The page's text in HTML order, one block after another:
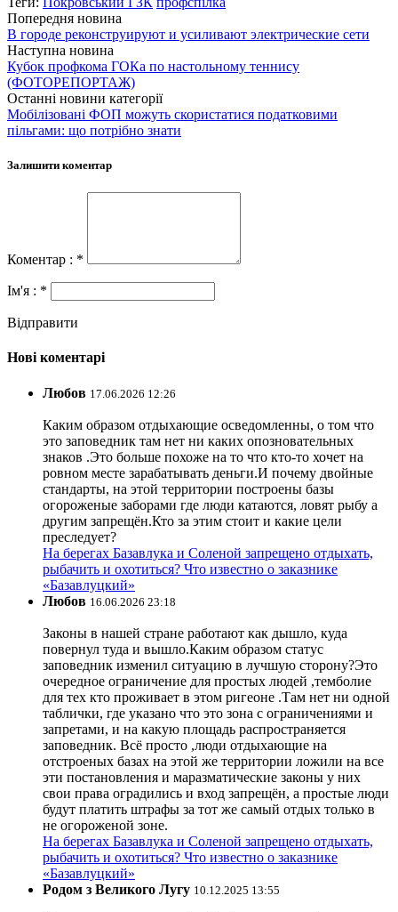
Попередня новина
В городе реконструируют и усиливают электрические сети
Наступна новина
Кубок профкома ГОКа по настольному теннису
(ФОТОРЕПОРТАЖ)
Останні новини категорії
Мобілізовані ФОП можуть скористатися податковими
пільгами: що потрібно знати
Залишити коментар
Коментар : *
Ім'я : *
Відправити
Нові коментарі
Любов 17.06.2026 12:26
Каким образом отдыхающие осведомленны, о том что
это заповедник там нет ни каких опозновательных
знаков .Это больше похоже на то что кто-то хочет на
ровном месте зарабатывать деньги.И почему двойные
стандарты, на этой территории построены базы
огороженые заборами где люди катаются, ловят рыбу а
другим запрещён.Кто за этим стоит и какие цели
преследует?
На берегах Базавлука и Соленой запрещено отдыхать,
рыбачить и охотиться? Что известно о заказнике
«Базавлуцкий»
Любов 16.06.2026 23:18
Законы в нашей стране работают как дышло, куда
повернул туда и вышло.Каким образом статус
заповедник изменил ситуацию в лучшую сторону?Это
очередное ограничение для простых людей ,темболие
для тех кто проживает в этом ригеоне .Там нет ни одной
таблички, где указано что это зона с ограничениями и
запретами, и на какую площадь распространяется
заповедник. Всё просто ,люди отдыхающие на
отстроеных базах на этой же территории ложили на все
эти постановления и маразматические законы у них
свои права оградились и вход запрещён, а простые люди
будут платить штрафы за тот же самый отдых только в
не огороженой зоне.
На берегах Базавлука и Соленой запрещено отдыхать,
рыбачить и охотиться? Что известно о заказнике
«Базавлуцкий»
Родом з Великого Лугу 10.12.2025 13:55